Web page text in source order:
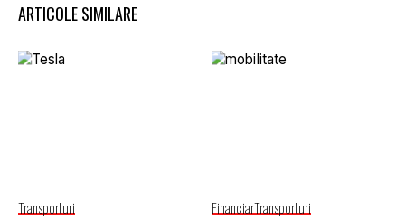
ARTICOLE SIMILARE
Transporturi FinanciarTransporturi